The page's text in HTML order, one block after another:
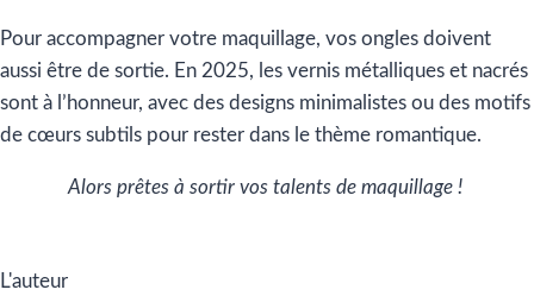
Pour accompagner votre maquillage, vos ongles doivent
aussi être de sortie. En 2025, les vernis métalliques et nacrés
sont à l’honneur, avec des designs minimalistes ou des motifs
de cœurs subtils pour rester dans le thème romantique.
Alors prêtes à sortir vos talents de maquillage !
L'auteur